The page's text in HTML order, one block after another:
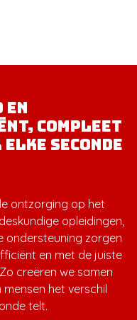
en
compleet
seconde
ontzorging op het
opleidingen,
ondersteuning zorgen
en met de juiste
creëren we samen
het verschil
telt.